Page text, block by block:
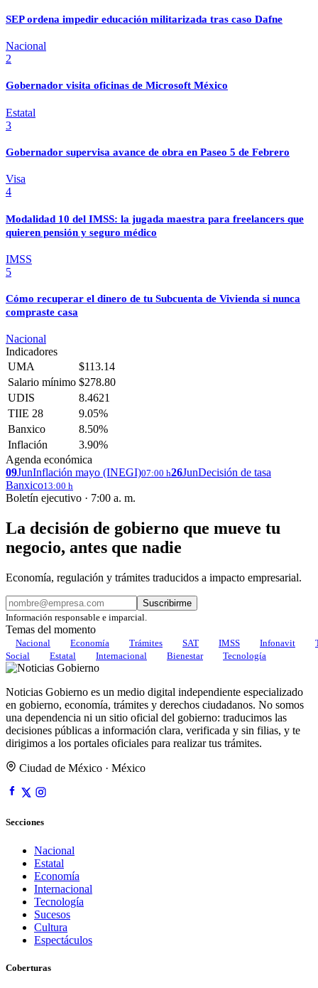
SEP ordena impedir educación militarizada tras caso Dafne
Nacional
2
Gobernador visita oficinas de Microsoft México
Estatal
3
Gobernador supervisa avance de obra en Paseo 5 de Febrero
Visa
4
Modalidad 10 del IMSS: la jugada maestra para freelancers que
quieren pensión y seguro médico
IMSS
5
Cómo recuperar el dinero de tu Subcuenta de Vivienda si nunca
compraste casa
Nacional
Indicadores
UMA
$113.14
Salario mínimo $278.80
UDIS
8.4621
TIIE 28
9.05%
Banxico
8.50%
Inflación
3.90%
Agenda económica
09JunInflación mayo (INEGI)07:00 h26JunDecisión de tasa
Banxico13:00 h
Boletín ejecutivo · 7:00 a. m.
La decisión de gobierno que mueve tu
negocio, antes que nadie
Economía, regulación y trámites traducidos a impacto empresarial.
Suscribirme
Información responsable e imparcial.
Temas del momento
Nacional Economía Trámites SAT IMSS Infonavit
Social
Estatal Internacional Bienestar Tecnología
Noticias Gobierno es un medio digital independiente especializado
en gobierno, economía, trámites y derechos ciudadanos. No somos
una dependencia ni un sitio oficial del gobierno: traducimos las
decisiones públicas a información clara, verificada y sin filias, y te
dirigimos a los portales oficiales para realizar tus trámites.
Ciudad de México · México
Secciones
Nacional
Estatal
Economía
Internacional
Tecnología
Sucesos
Cultura
Espectáculos
Coberturas